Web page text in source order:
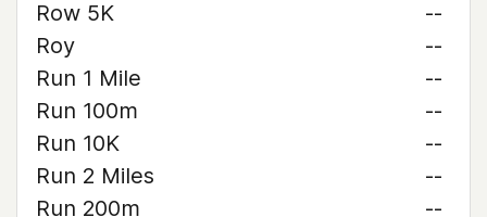
Row 5K
--
Roy
--
Run 1 Mile
--
Run 100m
--
Run 10K
--
Run 2 Miles
--
Run 200m
--